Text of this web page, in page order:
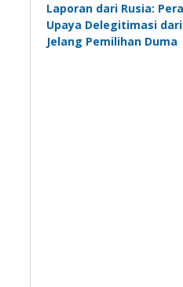
Laporan dari Rusia:
Upaya Delegitimasi
Jelang Pemilihan Duma